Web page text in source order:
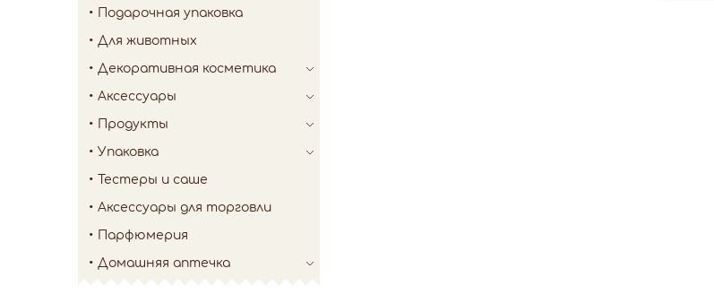
Подарочная упаковка
Для животных
Декоративная косметика
Аксессуары
Продукты
Упаковка
Тестеры и саше
Аксессуары для торговли
Парфюмерия
Домашняя аптечка